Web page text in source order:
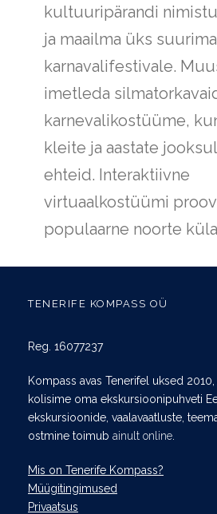
kultuuripärandi
ja maailma üks
karnavalifestivale.
imetleda
karnevalikostüüme,
kleite ja aastate
ehteid. Interaktiivne
virtuaalkostüümi
populaarne noorte
TENERIFE KOMPASS OÜ
Reg. 16077237
Kompass avas Tenerifel uksed 2010,
kolisime oma ekskursioonipuhveti
ekskursioonide, vaalavaatluste,
ostmine toimub ainult online
Mis on Tenerife Kompass?
Müügitingimused
Privaatsus